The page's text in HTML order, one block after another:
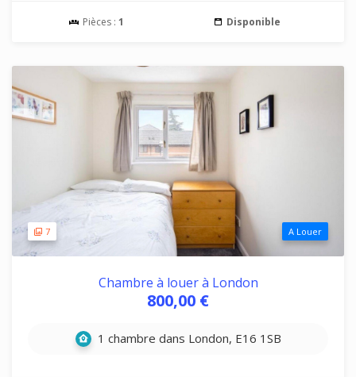
Pièces : 1 Disponible
7 A Louer
Chambre à louer à London
800,00 €
1 chambre dans London, E16 1SB